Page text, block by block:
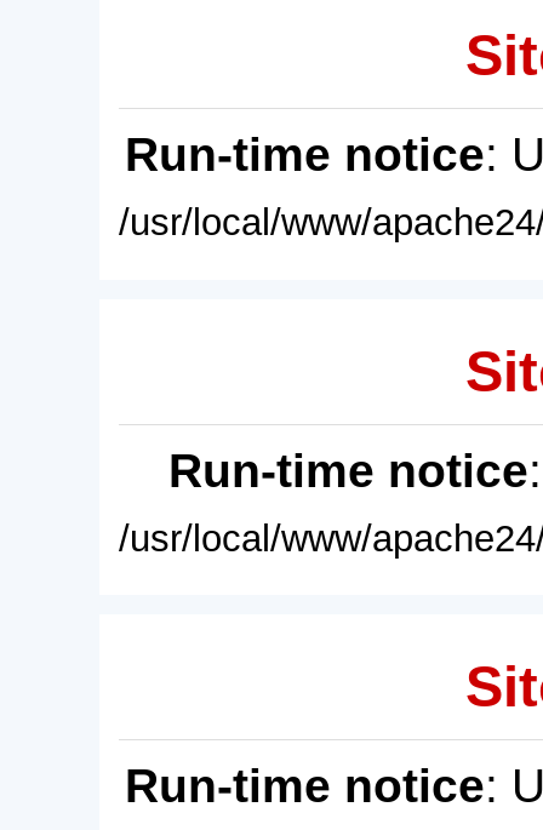
Run-time notice:
/usr/local/www/
Run-time notice
/usr/local/www/
Run-time notice: